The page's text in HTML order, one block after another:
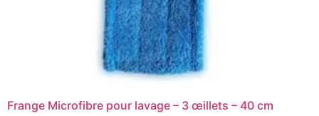
Frange Microfibre pour lavage – 3 œillets – 40 cm